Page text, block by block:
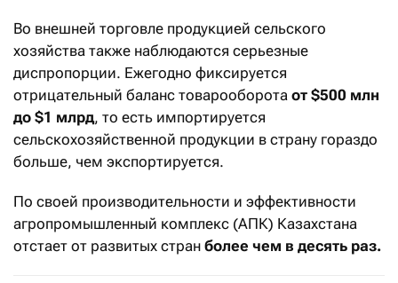
Во внешней торговле продукцией сельского
хозяйства также наблюдаются серьезные
диспропорции. Ежегодно фиксируется
отрицательный баланс товарооборота от $500 млн
до $1 млрд, то есть импортируется
сельскохозяйственной продукции в страну гораздо
больше, чем экспортируется.
По своей производительности и эффективности
агропромышленный комплекс (АПК) Казахстана
отстает от развитых стран более чем в десять раз.